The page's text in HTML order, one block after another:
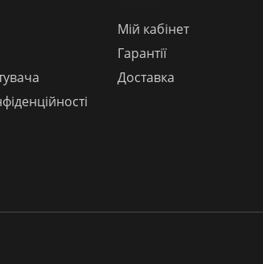
Мій кабінет
Гарантії
Доставка